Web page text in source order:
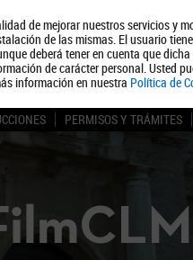
de mejorar nuestros servicios y
de las mismas. El usuario
deberá tener en cuenta que
de carácter personal. Usted
información en nuestra Política de
Quiénes somos Turismo
PERMISOS Y TRÁMITES